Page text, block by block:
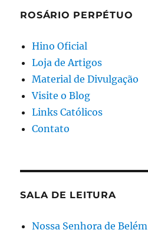
ROSÁRIO PERPÉTUO
Hino Oficial
Loja de Artigos
Material de Divulgação
Visite o Blog
Links Católicos
Contato
SALA DE LEITURA
Nossa Senhora de Belém